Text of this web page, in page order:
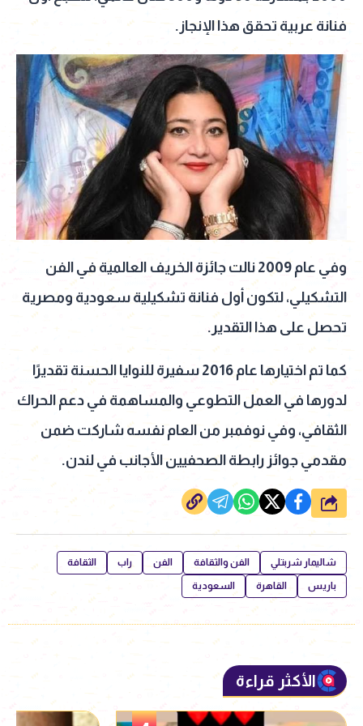
فنانة عربية تحقق هذا الإنجاز.
وفي عام 2009 نالت جائزة الخريف العالمية في الفن
التشكيلي، لتكون أول فنانة تشكيلية سعودية ومصرية
تحصل على هذا التقدير.
كما تم اختيارها عام 2016 سفيرة للنوايا الحسنة تقديرًا
لدورها في العمل التطوعي والمساهمة في دعم الحراك
الثقافي، وفي نوفمبر من العام نفسه شاركت ضمن
مقدمي جوائز رابطة الصحفيين الأجانب في لندن.
شارك
شاليمار شربتلي الفن والثقافة الفن راب الثقافة
باريس القاهرة السعودية
الأكثر قراءة